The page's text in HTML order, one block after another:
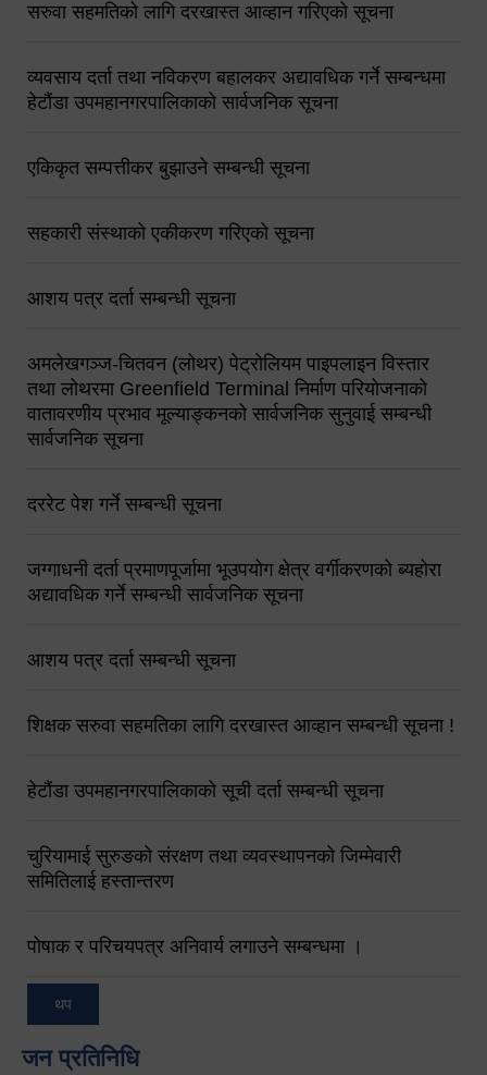
सरुवा सहमतिको लागि दरखास्त आव्हान गरिएको सूचना
व्यवसाय दर्ता तथा नविकरण बहालकर अद्यावधिक गर्ने सम्बन्धमा
हेटौंडा उपमहानगरपालिकाको सार्वजनिक सूचना
एकिकृत सम्पत्तीकर बुझाउने सम्बन्धी सूचना
सहकारी संस्थाको एकीकरण गरिएको सूचना
आशय पत्र दर्ता सम्बन्धी सूचना
अमलेखगञ्ज-चितवन (लोथर) पेट्रोलियम पाइपलाइन विस्तार
तथा लोथरमा Greenfield Terminal निर्माण परियोजनाको
वातावरणीय प्रभाव मूल्याङ्कनको सार्वजनिक सुनुवाई सम्बन्धी
सार्वजनिक सूचना
दररेट पेश गर्ने सम्बन्धी सूचना
जग्गाधनी दर्ता प्रमाणपूर्जामा भूउपयोग क्षेत्र वर्गीकरणको ब्यहोरा
अद्यावधिक गर्ने सम्बन्धी सार्वजनिक सूचना
आशय पत्र दर्ता सम्बन्धी सूचना
शिक्षक सरुवा सहमतिका लागि दरखास्त आव्हान सम्बन्धी सूचना !
हेटौंडा उपमहानगरपालिकाको सूची दर्ता सम्बन्धी सूचना
चुरियामाई सुरुङको संरक्षण तथा व्यवस्थापनको जिम्मेवारी
समितिलाई हस्तान्तरण
पोषाक र परिचयपत्र अनिवार्य लगाउने सम्बन्धमा ।
थप
जन प्रतिनिधि